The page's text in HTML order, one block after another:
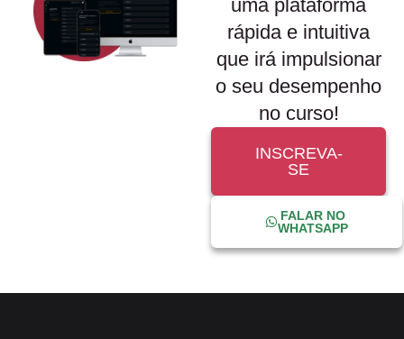
uma plataforma
rápida e intuitiva
que irá impulsionar
o seu desempenho
no curso!
INSCREVA-
SE
FALAR NO
WHATSAPP